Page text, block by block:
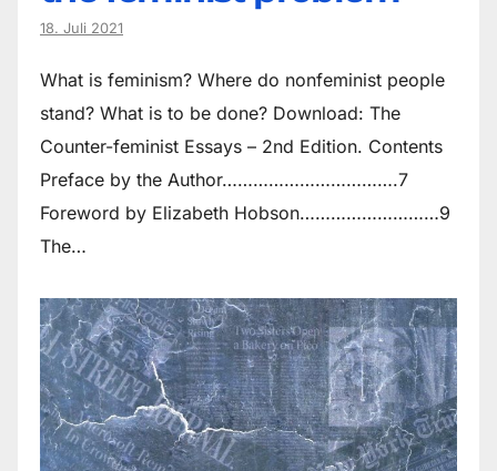
18. Juli 2021
What is feminism? Where do non­feminist people
stand? What is to be done? Download: The
Counter-feminist Essays – 2nd Edition. Contents
Preface by the Author…………………………….7
Foreword by Elizabeth Hobson………………………9
The…